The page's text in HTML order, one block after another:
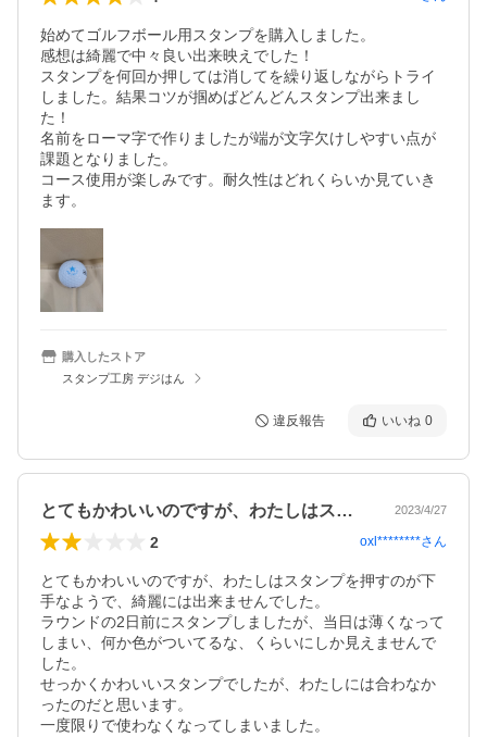
始めてゴルフボール用スタンプを購入しました。
感想は綺麗で中々良い出来映えでした！
スタンプを何回か押しては消してを繰り返しながらトライ
しました。結果コツが掴めばどんどんスタンプ出来まし
た！
名前をローマ字で作りましたが端が文字欠けしやすい点が
課題となりました。
コース使用が楽しみです。耐久性はどれくらいか見ていき
ます。
購入したストア
スタンプ工房 デジはん
違反報告 いいね 0
とてもかわいいのですが、わたしはスタン… 2023/4/27
2 oxl********さん
とてもかわいいのですが、わたしはスタンプを押すのが下
手なようで、綺麗には出来ませんでした。
ラウンドの2日前にスタンプしましたが、当日は薄くなって
しまい、何か色がついてるな、くらいにしか見えませんで
した。
せっかくかわいいスタンプでしたが、わたしには合わなか
ったのだと思います。
一度限りで使わなくなってしまいました。